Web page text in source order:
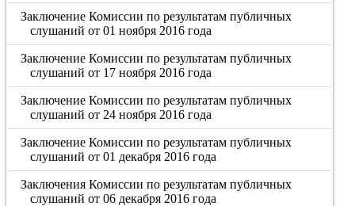
Заключение Комиссии по результатам публичных
слушаний от 01 ноября 2016 года
Заключение Комиссии по результатам публичных
слушаний от 17 ноября 2016 года
Заключение Комиссии по результатам публичных
слушаний от 24 ноября 2016 года
Заключение Комиссии по результатам публичных
слушаний от 01 декабря 2016 года
Заключения Комиссии по результатам публичных
слушаний от 06 декабря 2016 года